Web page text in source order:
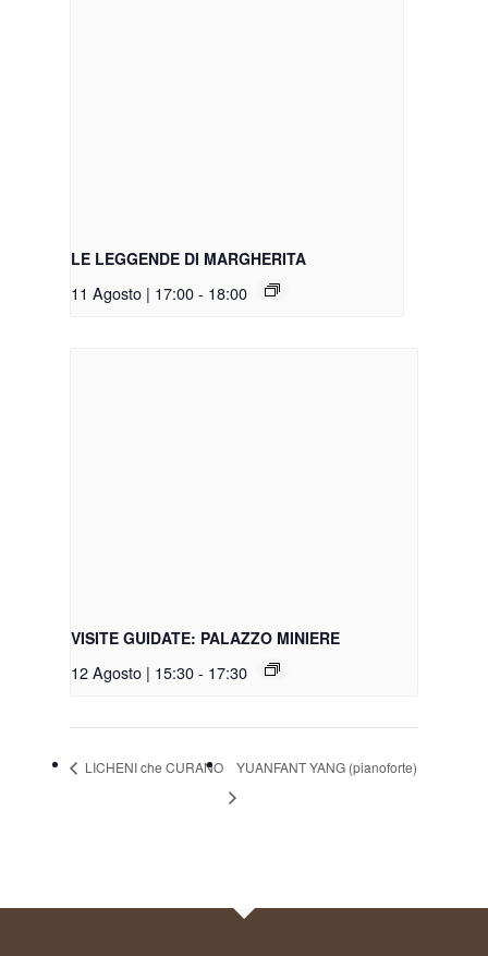
LE LEGGENDE DI MARGHERITA
11 Agosto | 17:00- 18:00
VISITE GUIDATE: PALAZZO MINIERE
12 Agosto | 15:30- 17:30
LICHENI che CURANO YUANFANT YANG (pianoforte)